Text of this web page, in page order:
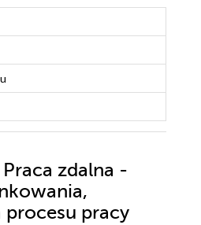
Praca zdalna -
pracy